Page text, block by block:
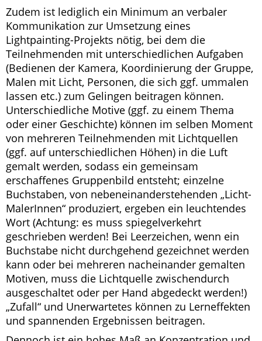
Zudem ist lediglich ein Minimum an verbaler
Kommunikation zur Umsetzung eines
Lightpainting-Projekts nötig, bei dem die
Teilnehmenden mit unterschiedlichen Aufgaben
(Bedienen der Kamera, Koordinierung der Gruppe,
Malen mit Licht, Personen, die sich ggf. ummalen
lassen etc.) zum Gelingen beitragen können.
Unterschiedliche Motive (ggf. zu einem Thema
oder einer Geschichte) können im selben Moment
von mehreren Teilnehmenden mit Lichtquellen
(ggf. auf unterschiedlichen Höhen) in die Luft
gemalt werden, sodass ein gemeinsam
erschaffenes Gruppenbild entsteht; einzelne
Buchstaben, von nebeneinanderstehenden „Licht-
MalerInnen“ produziert, ergeben ein leuchtendes
Wort (Achtung: es muss spiegelverkehrt
geschrieben werden! Bei Leerzeichen, wenn ein
Buchstabe nicht durchgehend gezeichnet werden
kann oder bei mehreren nacheinander gemalten
Motiven, muss die Lichtquelle zwischendurch
ausgeschaltet oder per Hand abgedeckt werden!)
„Zufall“ und Unerwartetes können zu Lerneffekten
und spannenden Ergebnissen beitragen.